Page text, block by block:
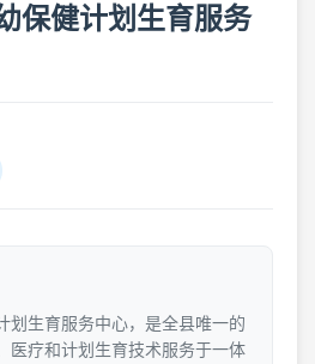
保健计划生育服务
划生育服务中心，是全县唯一的
医疗和计划生育技术服务于一体